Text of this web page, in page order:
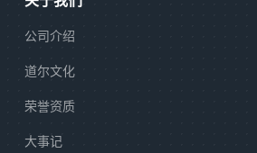
公司介绍
道尔文化
荣誉资质
大事记